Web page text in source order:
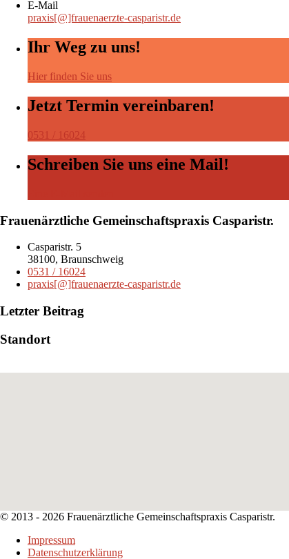
E-Mail
praxis[@]frauenaerzte-casparistr.de
Ihr Weg zu uns!
Hier finden Sie uns
Jetzt Termin vereinbaren!
0531 / 16024
Schreiben Sie uns eine Mail!
Frauenärztliche Gemeinschaftspraxis Casparistr.
Casparistr. 5
38100, Braunschweig
0531 / 16024
praxis[@]frauenaerzte-casparistr.de
Letzter Beitrag
Standort
© 2013 - 2026 Frauenärztliche Gemeinschaftspraxis Casparistr.
Impressum
Datenschutzerklärung